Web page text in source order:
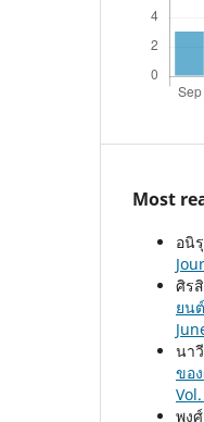
Most
อนิ
ศิร
ยน
นา
ขอ
พง